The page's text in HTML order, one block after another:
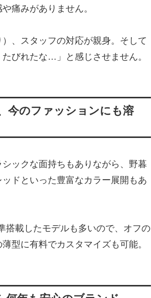
痛みがありません。
、スタッフの対応が親身。そして
びれたな…」と感じさせません。
今のファッションにも溶
ックな面持ちもありながら、野暮
ドといった豊富なカラー展開もあ
搭載したモデルも多いので、オフの
型に有料でカスタマイズも可能。